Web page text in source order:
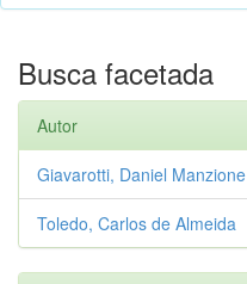
Busca facetada
Autor
Giavarotti, Daniel Manzione
Toledo, Carlos de Almeida